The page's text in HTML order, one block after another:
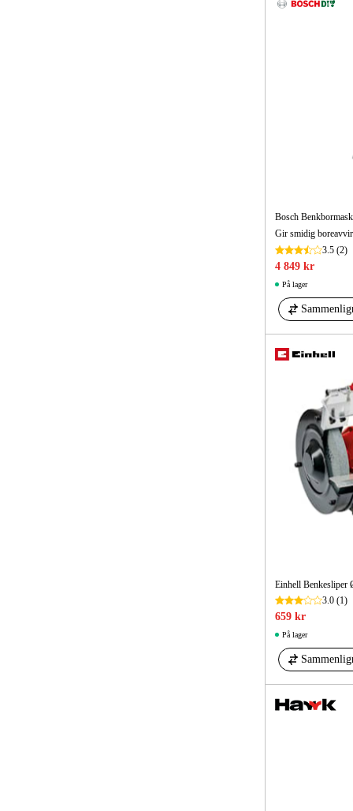
Bosch
3.5(2)
4 849 kr
På lager
Einhell Benkesliper
3.0(1)
659 kr
På lager